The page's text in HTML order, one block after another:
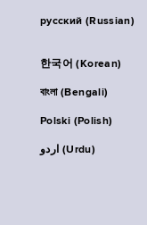
русский (Russian)
한국어 (Korean)
বাংলা (Bengali)
Polski (Polish)
اردو (Urdu)